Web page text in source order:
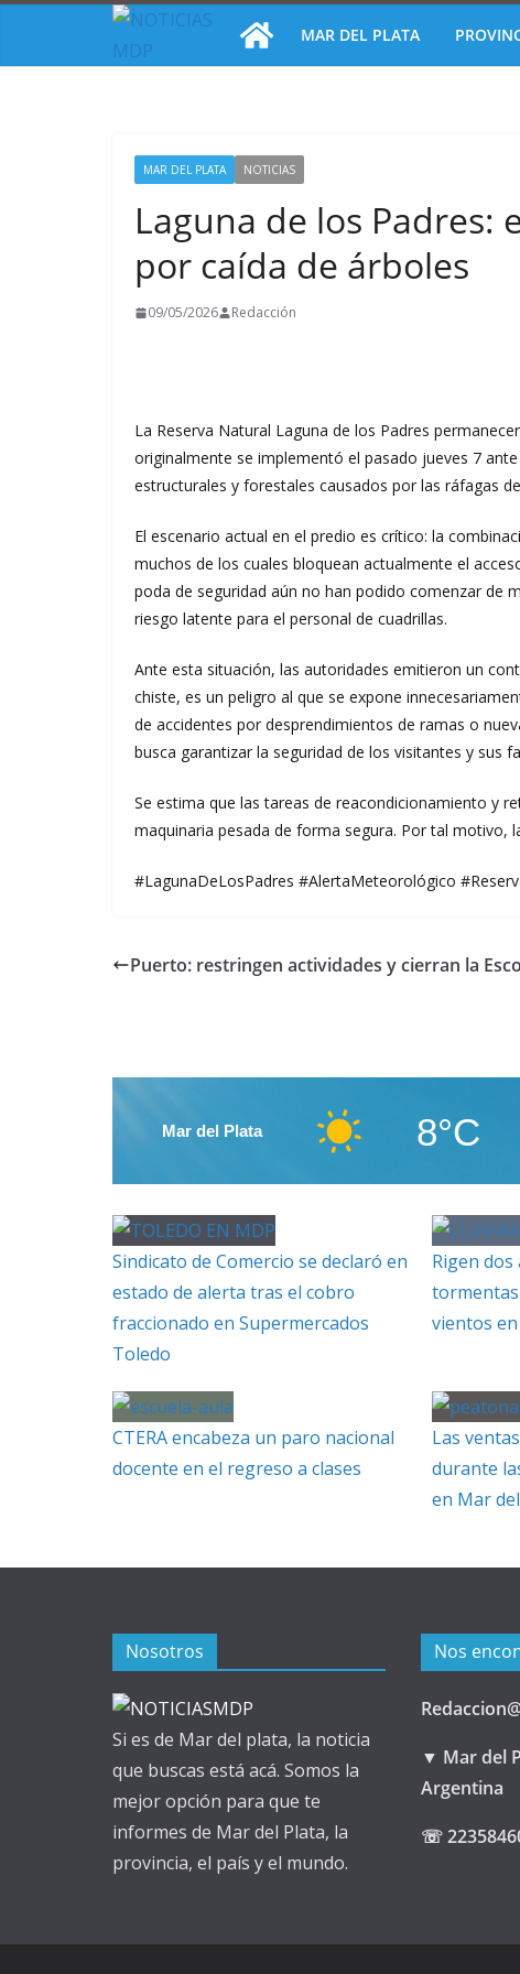
MAR DEL PLATA
MAR DEL PLATA NOTICIAS
Laguna de los Padres:
por caída de árboles
09/05/2026 Redacción
La Reserva Natural Laguna de los Padres
originalmente se implementó el pasado jueves 7
estructurales y forestales causados por las ráfagas
El escenario actual en el predio es crítico: la
muchos de los cuales bloquean actualmente el
poda de seguridad aún no han podido comenzar de
riesgo latente para el personal de cuadrillas.
Ante esta situación, las autoridades emitieron un
chiste, es un peligro al que se expone
de accidentes por desprendimientos de ramas o
busca garantizar la seguridad de los visitantes y sus
Se estima que las tareas de reacondicionamiento y
maquinaria pesada de forma segura. Por tal motivo,
#LagunaDeLosPadres #AlertaMeteorológico
Puerto: restringen actividades y cierran la
Mar del Plata 8°C
Sindicato de Comercio se declaró en
estado de alerta tras el cobro
fraccionado en Supermercados
Toledo
Rigen
vientos
CTERA encabeza un paro nacional
docente en el regreso a clases
Las
durante
en Mar
Nosotros
Si es de Mar del plata, la noticia
que buscas está acá. Somos la
mejor opción para que te
informes de Mar del Plata, la
provincia, el país y el mundo.
Nos
▼ Mar del
Argentina
☏